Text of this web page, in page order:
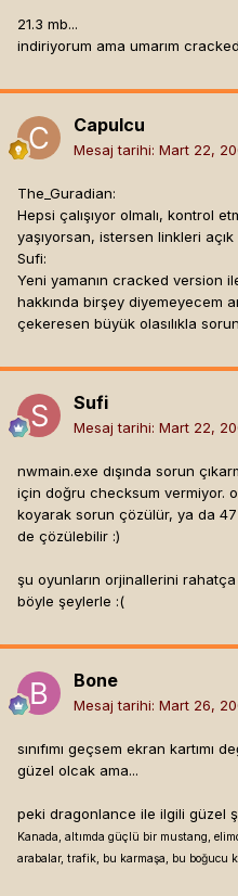
Shadowlords 4 - Stonemeet
Shadowlords 5 - Enter the
Buraya tıkla
]Buraya tıkla
Bu modülleri oynarken biri
geçecektir, tabi hepsini
serisi bittiğinde
Fakat karakterinizi export
geçerken bu karakteri
Şimdi de Dreamcatcher
eğlence bu seride başlıyor:)
Buraya tıkla
Dreamcatcher 1 hak pack
Buraya tıkla
Dreamcatcher 1 movie
klasörünün altına kopyalayın)
Buraya tıkla
Dreamcatcher 2 - Ocean
Buraya tıkla
Dreamcatcher 2 hak pack
Buraya tıkla
Dreamcatcher 2 movie
Buraya tıkla
Dreamcatcher 3 - Pit of Stars
Buraya tıkla
Dreamcatcher 3 hak pack
21.3 mb...
indiriyorum ama umarım
Capulcu
Mesaj tarihi: Mart 22,
The_Guradian:
Hepsi çalışıyor olmalı, kontrol
yaşıyorsan, istersen linkleri açık
Sufi:
Yeni yamanın cracked version
hakkında birşey diyemeyecem
çekeresen büyük olasılıkla
Sufi
Mesaj tarihi: Mart 22,
nwmain.exe dışında sorun
için doğru checksum vermiyor.
koyarak sorun çözülür, ya da
de çözülebilir :)
şu oyunların orjinallerini
böyle şeylerle :(
Bone
Mesaj tarihi: Mart 26,
sınıfımı geçsem ekran kartımı
güzel olcak ama...
peki dragonlance ile ilgili güzel
Kanada, altımda güçlü bir mustang,
arabalar, trafik, bu karmaşa, bu boğucu